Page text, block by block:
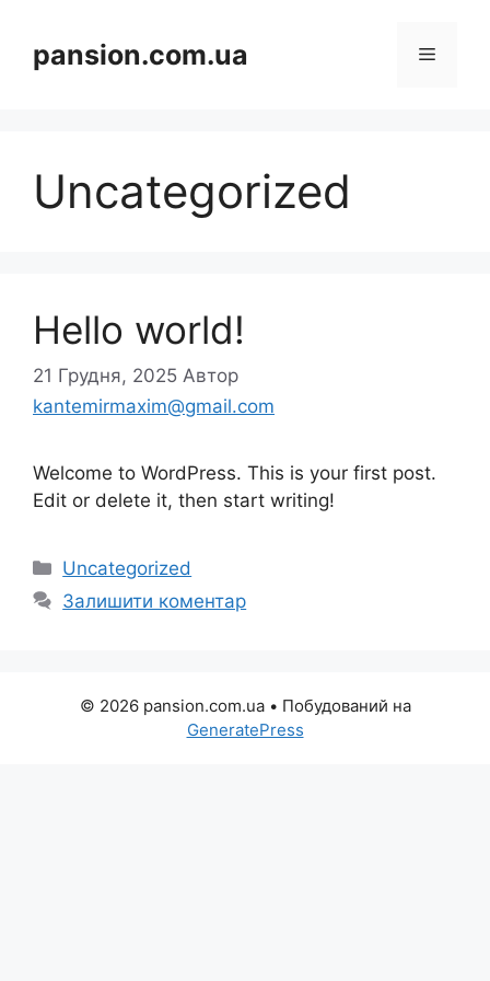
вмістуpansion.com.ua Меню
Uncategorized
Hello world!
21 Грудня, 2025 Автор
kantemirmaxim@gmail.com
Welcome to WordPress. This is your first post.
Edit or delete it, then start writing!
Категорії
Uncategorized
Залишити коментар
© 2026 pansion.com.ua• Побудований на
GeneratePress